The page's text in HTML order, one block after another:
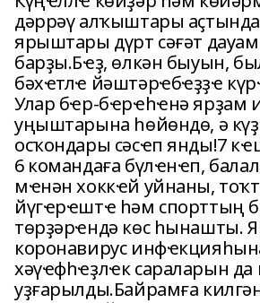
дәррәү алҡыштары
ярыштары дүрт сәғәт
барҙы.Бҽҙ, өлкән быуын,
бәхҽтлҽ йәштәрҽбҽҙҙҽ
Улар бҽр-бҽрҽһҽнә ярҙам
уңыштарына һөйөндө, ә
осҡондары сәсҽп янды!7
6 командаға бүлҽнҽп,
мҽнән хоккҽй уйнаны,
йүгҽрҽштҽ һәм спорттың
төрҙәрҽндә көс һынашты.
коронавирус
хәүҽфһҽҙлҽк сараларын да
уҙғарылды.Байрамға